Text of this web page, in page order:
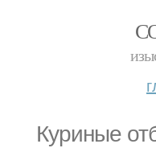
Куриные